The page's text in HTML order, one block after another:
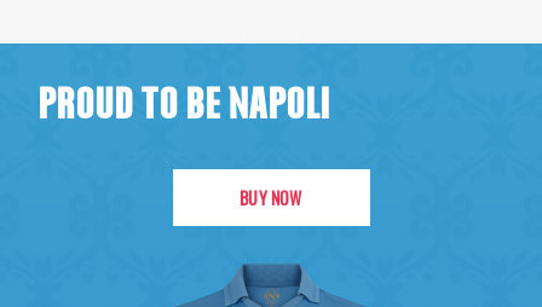
PROUD TO BE NAPOLI
BUY NOW